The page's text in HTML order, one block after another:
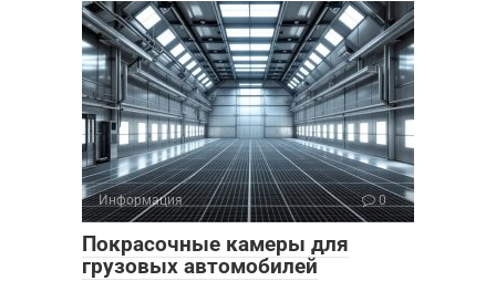
Информация 0
Покрасочные камеры для
грузовых автомобилей